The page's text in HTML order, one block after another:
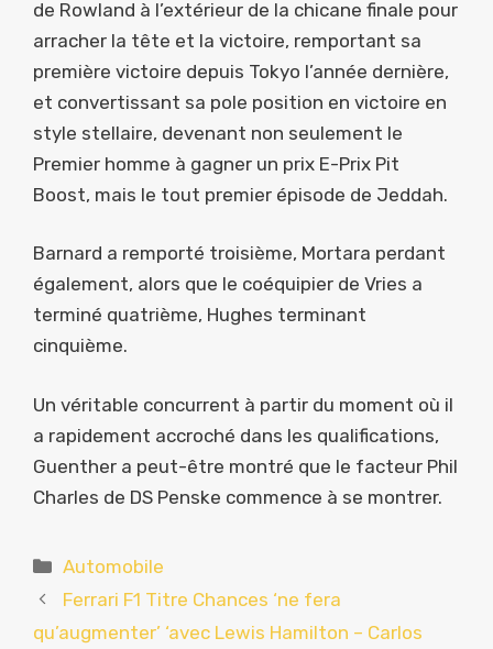
de Rowland à l’extérieur de la chicane finale pour
arracher la tête et la victoire, remportant sa
première victoire depuis Tokyo l’année dernière,
et convertissant sa pole position en victoire en
style stellaire, devenant non seulement le
Premier homme à gagner un prix E-Prix Pit
Boost, mais le tout premier épisode de Jeddah.
Barnard a remporté troisième, Mortara perdant
également, alors que le coéquipier de Vries a
terminé quatrième, Hughes terminant
cinquième.
Un véritable concurrent à partir du moment où il
a rapidement accroché dans les qualifications,
Guenther a peut-être montré que le facteur Phil
Charles de DS Penske commence à se montrer.
Catégories
Automobile
Ferrari F1 Titre Chances ‘ne fera
qu’augmenter’ ‘avec Lewis Hamilton – Carlos